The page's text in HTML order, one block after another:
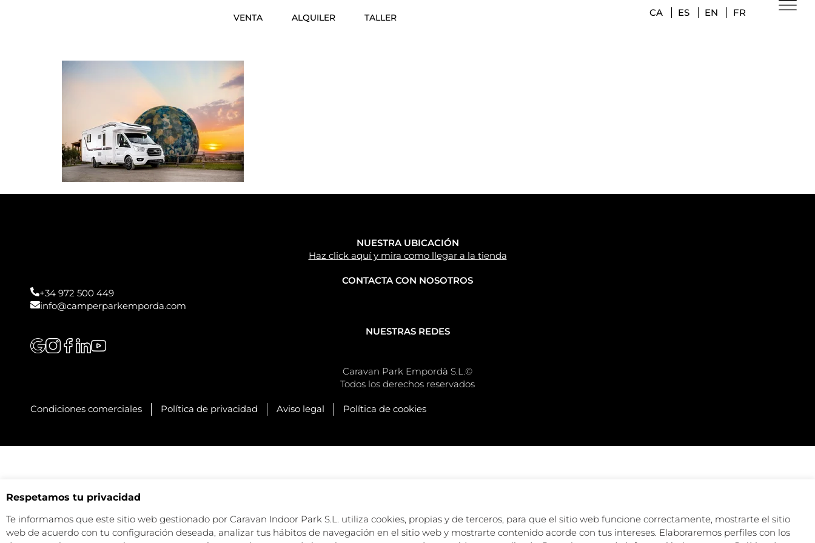
VENTA ALQUILER TALLER CA ES EN FR
NUESTRA UBICACIÓN
Haz click aquí y mira como llegar a la tienda
CONTACTA CON NOSOTROS
+34 972 500 449
info@camperparkemporda.com
NUESTRAS REDES
Caravan Park Empordà S.L.©
Todos los derechos reservados
Condiciones comerciales Política de privacidad Aviso legal Política de cookies
Respetamos tu privacidad
Te informamos que este sitio web gestionado por Caravan Indoor Park S.L. utiliza cookies, propias y de terceros, para que el sitio web funcione correctamente, mostrarte el sitio
web de acuerdo con tu configuración deseada, analizar tus hábitos de navegación en el sitio web y mostrarte contenido acorde con tus intereses. Elaboraremos perfiles con los